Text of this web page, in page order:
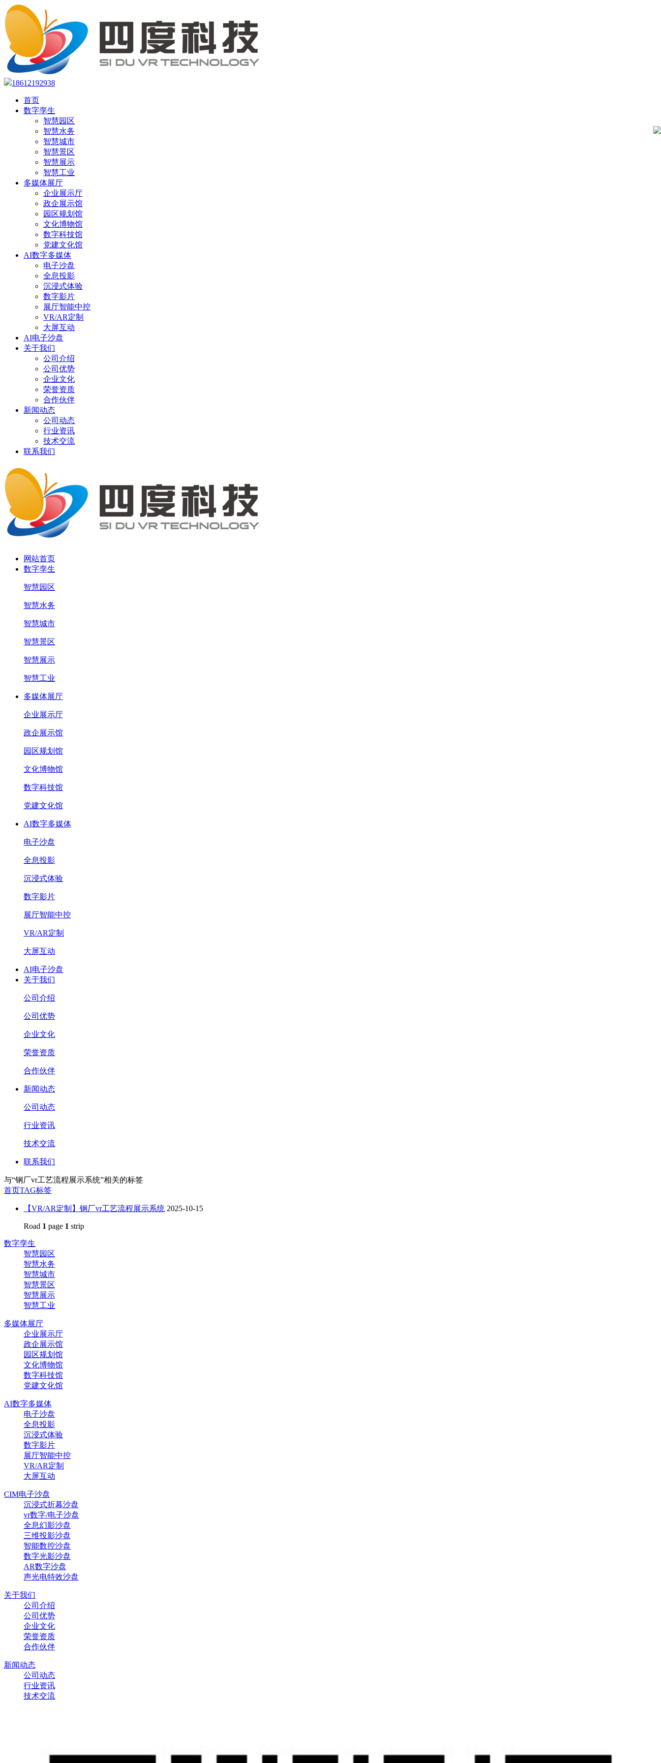
18612192938
首页
数字孪生
智慧园区
智慧水务
智慧城市
智慧景区
智慧展示
智慧工业
多媒体展厅
企业展示厅
政企展示馆
园区规划馆
文化博物馆
数字科技馆
党建文化馆
AI数字多媒体
电子沙盘
全息投影
沉浸式体验
数字影片
展厅智能中控
VR/AR定制
大屏互动
AI电子沙盘
关于我们
公司介绍
公司优势
企业文化
荣誉资质
合作伙伴
新闻动态
公司动态
行业资讯
技术交流
联系我们
网站首页
数字孪生
智慧园区
智慧水务
智慧城市
智慧景区
智慧展示
智慧工业
多媒体展厅
企业展示厅
政企展示馆
园区规划馆
文化博物馆
数字科技馆
党建文化馆
AI数字多媒体
电子沙盘
全息投影
沉浸式体验
数字影片
展厅智能中控
VR/AR定制
大屏互动
AI电子沙盘
关于我们
公司介绍
公司优势
企业文化
荣誉资质
合作伙伴
新闻动态
公司动态
行业资讯
技术交流
联系我们
与“钢厂vr工艺流程展示系统”相关的标签
首页TAG标签
【VR/AR定制】钢厂vr工艺流程展示系统 2025-10-15
Road 1 page 1 strip
数字孪生
智慧园区
智慧水务
智慧城市
智慧景区
智慧展示
智慧工业
多媒体展厅
企业展示厅
政企展示馆
园区规划馆
文化博物馆
数字科技馆
党建文化馆
AI数字多媒体
电子沙盘
全息投影
沉浸式体验
数字影片
展厅智能中控
VR/AR定制
大屏互动
CIM电子沙盘
沉浸式折幕沙盘
vr数字/电子沙盘
全息幻影沙盘
三维投影沙盘
智能数控沙盘
数字光影沙盘
AR数字沙盘
声光电特效沙盘‌
关于我们
公司介绍
公司优势
企业文化
荣誉资质
合作伙伴
新闻动态
公司动态
行业资讯
技术交流